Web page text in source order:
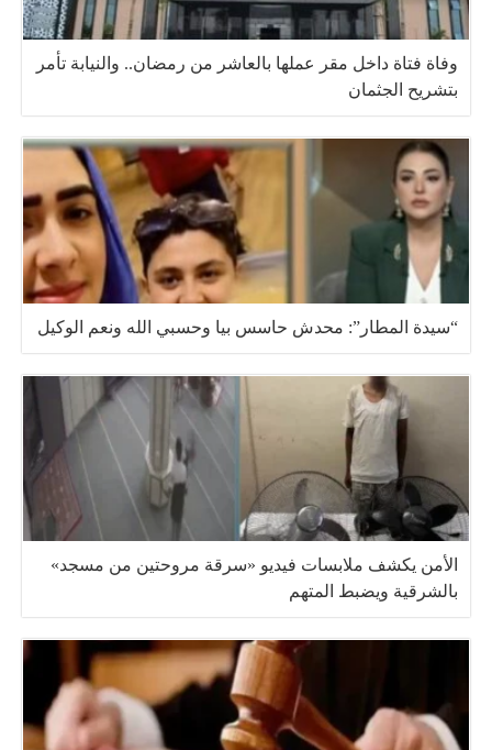
وفاة فتاة داخل مقر عملها بالعاشر من رمضان.. والنيابة تأمر
بتشريح الجثمان
“سيدة المطار”: محدش حاسس بيا وحسبي الله ونعم الوكيل
الأمن يكشف ملابسات فيديو «سرقة مروحتين من مسجد»
بالشرقية ويضبط المتهم